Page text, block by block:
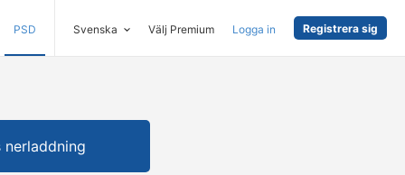
PSD Svenska Välj Premium Logga in Registrera sig
nerladdning